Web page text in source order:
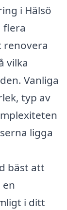
i Hälsö
flera
renovera
vilka
Vanliga
typ av
ligga
bäst att
i ditt